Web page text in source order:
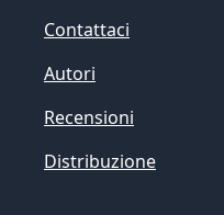
Contattaci
Autori
Recensioni
Distribuzione